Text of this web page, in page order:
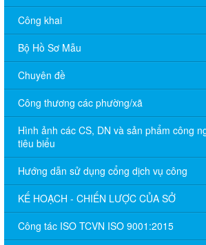
Công khai
Bộ Hồ Sơ Mẫu
Chuyên đề
Công thương các phường/xã
Hình ảnh các CS, DN và sản phẩm công
tiêu biểu
Hướng dẫn sử dụng cổng dịch vụ công
KẾ HOẠCH - CHIẾN LƯỢC CỦA SỞ
Công tác ISO TCVN ISO 9001:2015